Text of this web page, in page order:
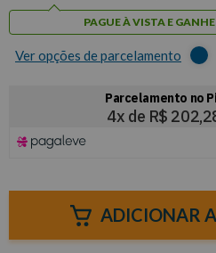
PAGUE À VISTA E
Ver opções de parcelamento
ADICIONAR